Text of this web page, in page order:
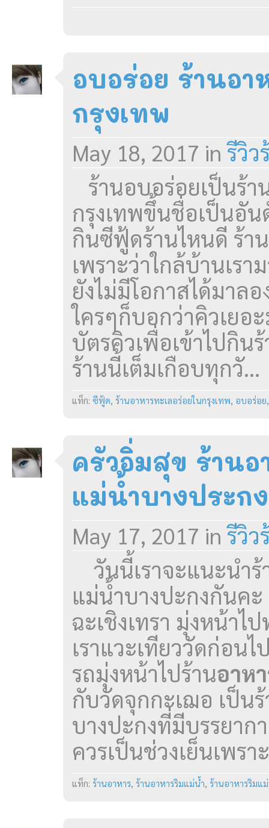
อบอร่อย ร้านอา
กรุงเทพ
May 18, 2017 inรีวิว
ร้านอบอร่อยเป็นร้า
กรุงเทพขึ้นชื่อเป็นอั
กินซีฟู้ดร้านไหนดี ร้า
เพราะว่าใกล้บ้านเร
ยังไม่มีโอกาสได้มาล
ใครๆก็บอกว่าคิวเยอ
บัตรคิวเพื่อเข้าไปกิน
ร้านนี้เต็มเกือบทุกวั...
แท็ก: ซีฟู้ด, ร้านอาหารทะเลอร่อยในกรุงเทพ, อบอร่อย
ครัวอิ่มสุข ร้านอ
แม่น้ำบางประกง
May 17, 2017 inรีวิว
วันนี้เราจะแนะนำร้
แม่น้ำบางปะกงกันคะ
ฉะเชิงเทรา มุ่งหน้าไ
เราแวะเทียววัดก่อน
รถมุ่งหน้าไปร้านอาห
กับวัดจุกกะเฌอ เป็น
บางปะกงที่มีบรรยาก
ควรเป็นช่วงเย็นเพร
แท็ก: ร้านอาหาร, ร้านอาหารริมแม่น้ำ, ร้านอาหารริมแ